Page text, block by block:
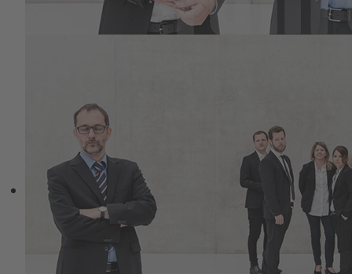
und Selbstwirksamkeit
Ein Beitrag von Alexander Höhn
Würden Sie sich als ehrgeizig
beschreiben? Als zielorientiert? Mehr
noch als fokussiert?
Als SpezialistIn für die Erahnung der